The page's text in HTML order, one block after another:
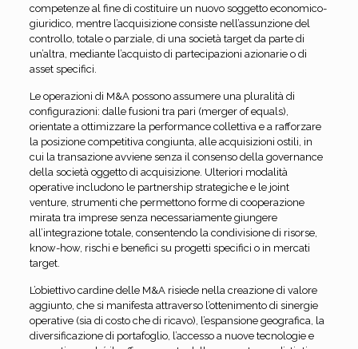
competenze al fine di costituire un nuovo soggetto economico-
giuridico, mentre l’acquisizione consiste nell’assunzione del
controllo, totale o parziale, di una società target da parte di
un’altra, mediante l’acquisto di partecipazioni azionarie o di
asset specifici.
Le operazioni di M&A possono assumere una pluralità di
configurazioni: dalle fusioni tra pari (merger of equals),
orientate a ottimizzare la performance collettiva e a rafforzare
la posizione competitiva congiunta, alle acquisizioni ostili, in
cui la transazione avviene senza il consenso della governance
della società oggetto di acquisizione. Ulteriori modalità
operative includono le partnership strategiche e le joint
venture, strumenti che permettono forme di cooperazione
mirata tra imprese senza necessariamente giungere
all’integrazione totale, consentendo la condivisione di risorse,
know-how, rischi e benefici su progetti specifici o in mercati
target.
L’obiettivo cardine delle M&A risiede nella creazione di valore
aggiunto, che si manifesta attraverso l’ottenimento di sinergie
operative (sia di costo che di ricavo), l’espansione geografica, la
diversificazione di portafoglio, l’accesso a nuove tecnologie e